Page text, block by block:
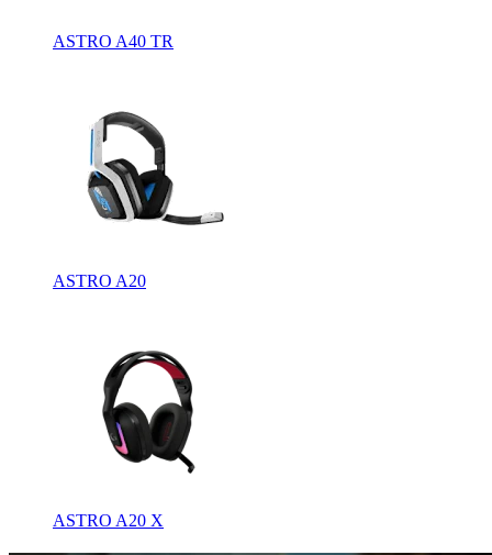
ASTRO A40 TR
ASTRO A20
ASTRO A20 X